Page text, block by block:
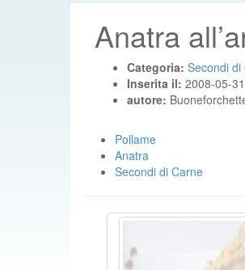
Anatra
Categoria: Secondi di
Inserita il: 2008-05-
autore:
Pollame
Anatra
Secondi di Carne